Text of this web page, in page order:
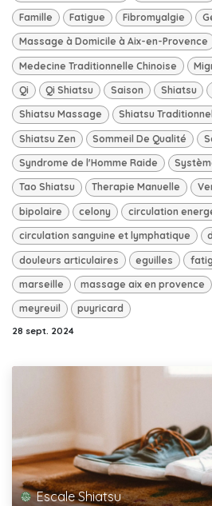
Famille Fatigue Fibromyalgie
Massage à Domicile à Aix-en-Provence
Medecine Traditionnelle Chinoise
Qi Qi Shiatsu Saison Shiatsu
Shiatsu Massage Shiatsu Traditionnel
Shiatsu Zen Sommeil De Qualité
Syndrome de l'Homme Raide
Tao Shiatsu Therapie Manuelle
bipolaire celony circulation
circulation sanguine et lymphatique
douleurs articulaires eguilles
marseille massage aix en provence
meyreuil puyricard
28 sept. 2024
Escale Shiatsu